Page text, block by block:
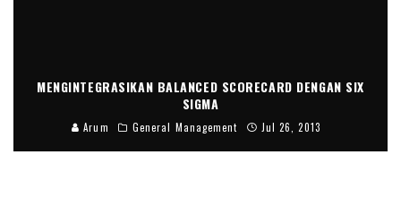
MENGINTEGRASIKAN BALANCED SCORECARD DENGAN SIX
SIGMA
Arum General Management Jul 26, 2013